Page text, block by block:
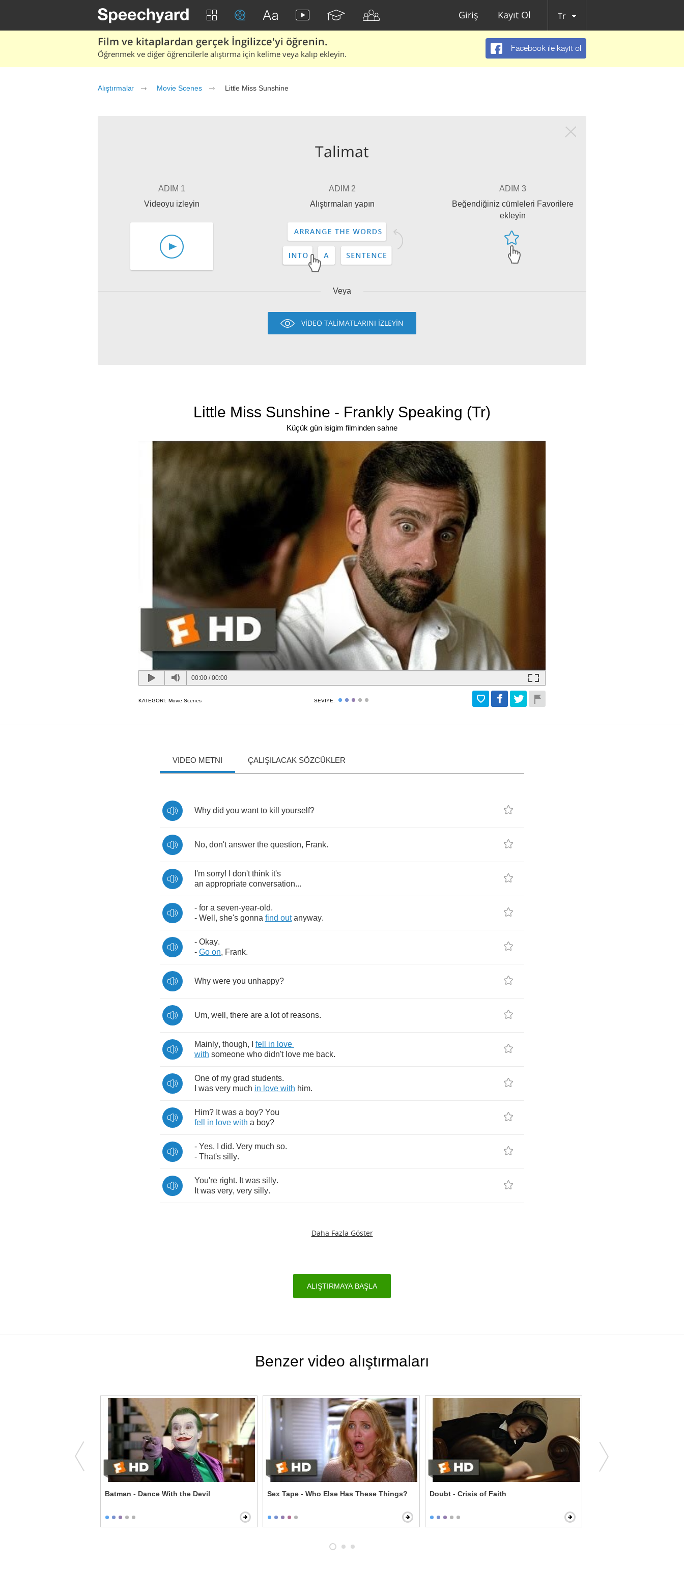
Giriş Kayıt Ol Tr
Film ve kitaplardan gerçek İngilizce'yi öğrenin.
Öğrenmek ve diğer öğrencilerle alıştırma için kelime veya kalıp ekleyin.
Facebook ile kayıt ol
Alıştırmalar Movie Scenes Little Miss Sunshine
Talimat
ADIM 1
Videoyu izleyin
ADIM 2
Alıştırmaları yapın
ADIM 3
Beğendiğiniz cümleleri Favorilere
ekleyin
Veya
VİDEO TALİMATLARINI İZLEYİN
Little Miss Sunshine - Frankly Speaking (Tr)
Küçük gün isigim filminden sahne
00:00 /00:00
KATEGORI: Movie Scenes SEVIYE:
VIDEO METNI ÇALIŞILACAK SÖZCÜKLER
Why did you want to kill yourself?
No, don't answer the question, Frank.
I'm sorry! don't think it's
an appropriate conversation...
- for a seven-year-old.
- Well , she's gonna find out anyway.
- Okay.
- Go on, Frank.
Why were you unhappy?
Um, well , there are a lot of reasons.
Mainly, though, fell in love
with someone who didn't love me back.
One of my grad students.
was very much in love with him.
Him? It was a boy? You
fell
in love with a boy?
- Yes, did. Very much so.
- That's silly.
You're right. It was silly.
It was very, very silly.
Daha Fazla Göster
ALIŞTIRMAYA BAŞLA
Benzer video alıştırmaları
Batman - Dance With the Devil Sex Tape - Who Else Has These Things? Doubt - Crisis of Faith